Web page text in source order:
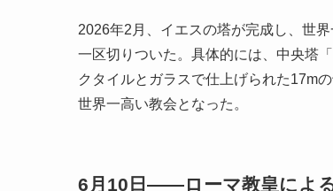
2026年2月、イエスの塔が完成し、世
一区切りついた。具体的には、中央塔
クタイルとガラスで仕上げられた17m
世界一高い教会となった。
6月10日——ローマ教皇によ